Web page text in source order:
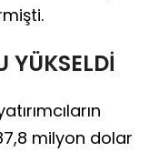
YÜKSELDİ
milyon dolar